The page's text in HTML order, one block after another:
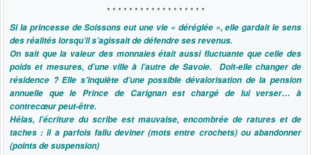
* * * * * * * * * * * * * * * * * *
Si la princesse de Soissons eut une vie « déréglée », elle gardait le sens
des réalités lorsqu’il s’agissait de défendre ses revenus.
On sait que la valeur des monnaies était aussi fluctuante que celle des
poids et mesures, d’une ville à l’autre de Savoie. Doit-elle changer de
résidence ? Elle s’inquiète d’une possible dévalorisation de la pension
annuelle que le Prince de Carignan est chargé de lui verser… à
contrecœur peut-être.
Hélas, l’écriture du scribe est mauvaise, encombrée de ratures et de
taches : il a parfois fallu deviner (mots entre crochets) ou abandonner
(points de suspension)